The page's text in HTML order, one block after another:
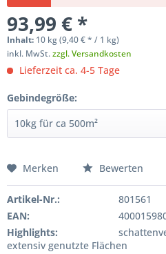
93,99 € *
Inhalt: 10 kg (9,40 €* / 1 kg)
inkl. MwSt.zzgl. Versandkosten
Lieferzeit ca. 4-5 Tage
Gebindegröße:
Merken Bewerten
Artikel-Nr.:
801561
EAN:
Highlights:
extensiv genutzte Flächen